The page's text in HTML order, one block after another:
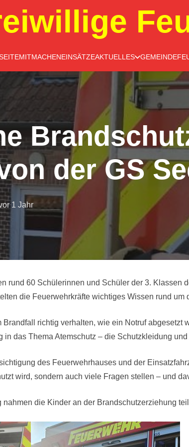
MITMACHENEINSÄTZEAKTUELLES
der GS
1 Jahr
rund 60 Schülerinnen und Schüler der 3.
die Feuerwehrkräfte wichtiges Wissen rund um
richtig verhalten, wie ein Notruf
in das Thema Atemschutz – die Schutzkleidung
des Feuerwehrhauses und der
wird, sondern auch viele Fragen stellen – und
die Kinder an der Brandschutzerziehung